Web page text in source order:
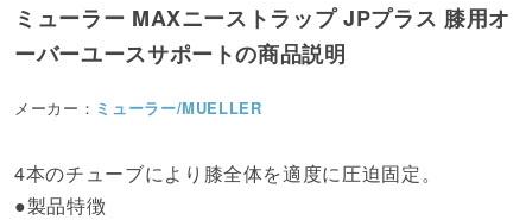
ミューラー MAXニーストラップ JPプラス 膝用オ
ーバーユースサポートの商品説明
メーカー： ミューラー/MUELLER
4本のチューブにより膝全体を適度に圧迫固定。
●製品特徴